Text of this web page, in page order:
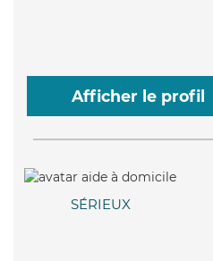
Afficher le profil
SÉRIEUX